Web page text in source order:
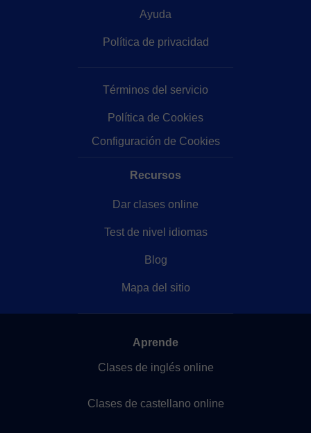
Ayuda
Política de privacidad
Términos del servicio
Política de Cookies
Configuración de Cookies
Recursos
Dar clases online
Test de nivel idiomas
Blog
Mapa del sitio
Aprende
Clases de inglés online
Clases de castellano online